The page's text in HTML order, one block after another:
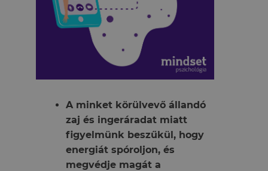
A minket körülvevő állandó
zaj és ingeráradat miatt
figyelmünk beszűkül, hogy
energiát spóroljon, és
megvédje magát a